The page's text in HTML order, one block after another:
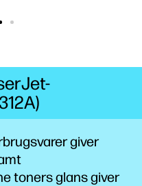
giver
toners glans giver